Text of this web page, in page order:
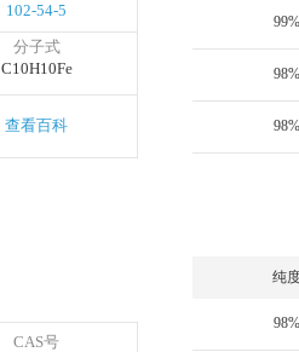
102-54-5
分子式
C10H10Fe
查看百科
99%
98%
98%
CAS号
纯
98%